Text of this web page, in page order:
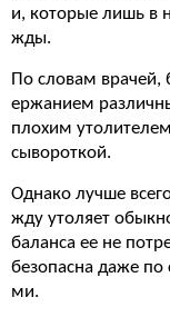
и, которые лишь в
жды.
По словам врачей,
ержанием
плохим
сывороткой.
Однако лучше
жду утоляет
баланса ее не
безопасна даже
ми.